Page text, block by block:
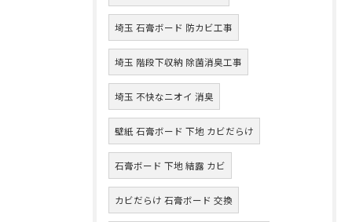
埼玉 石膏ボード 防カビ工事
埼玉 階段下収納 除菌消臭工事
埼玉 不快なニオイ 消臭
壁紙 石膏ボード 下地 カビだらけ
石膏ボード 下地 結露 カビ
カビだらけ 石膏ボード 交換